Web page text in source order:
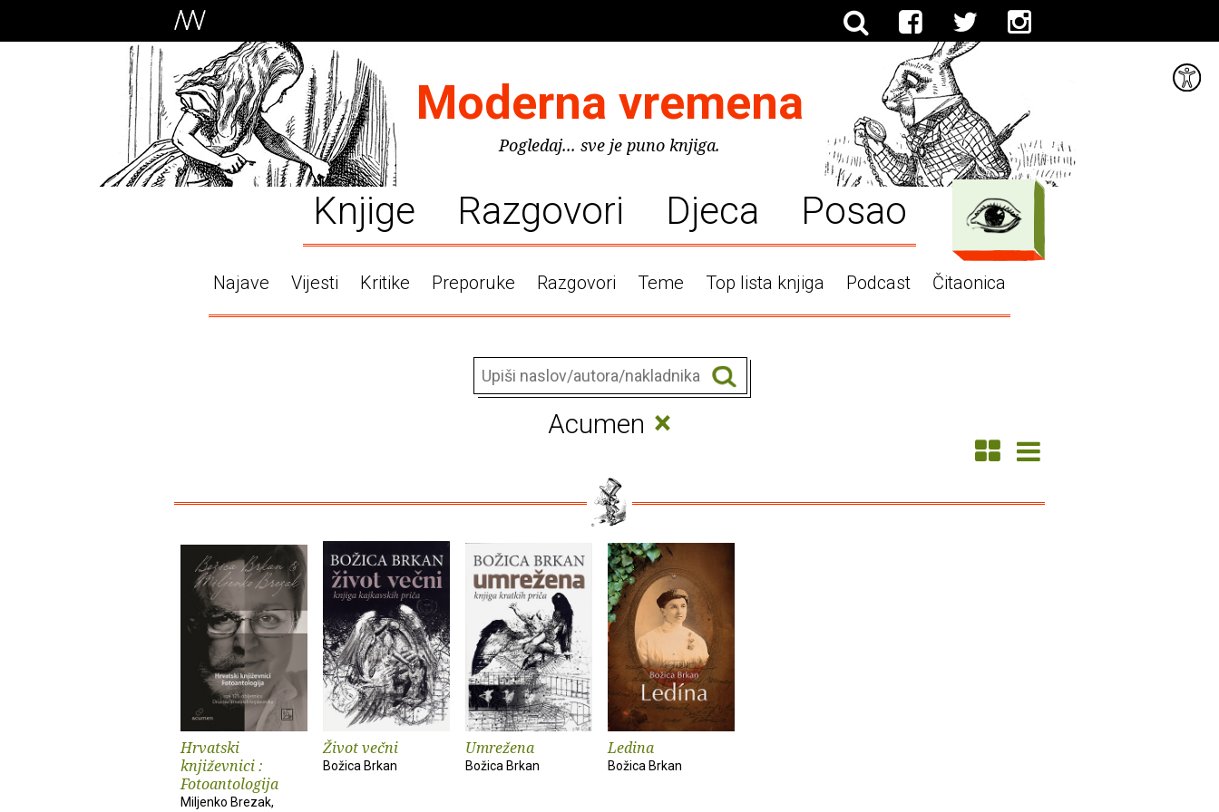
Moderna vremena
Pogledaj... sve je puno knjiga.
Knjige Razgovori Djeca Posao
Najave Vijesti Kritike Preporuke Razgovori Teme Top lista knjiga Podcast Čitaonica
Acumen ×
Hrvatski
književnici :
Fotoantologija
Miljenko Brezak,
Život večni
Božica Brkan
Umrežena
Božica Brkan
Ledina
Božica Brkan